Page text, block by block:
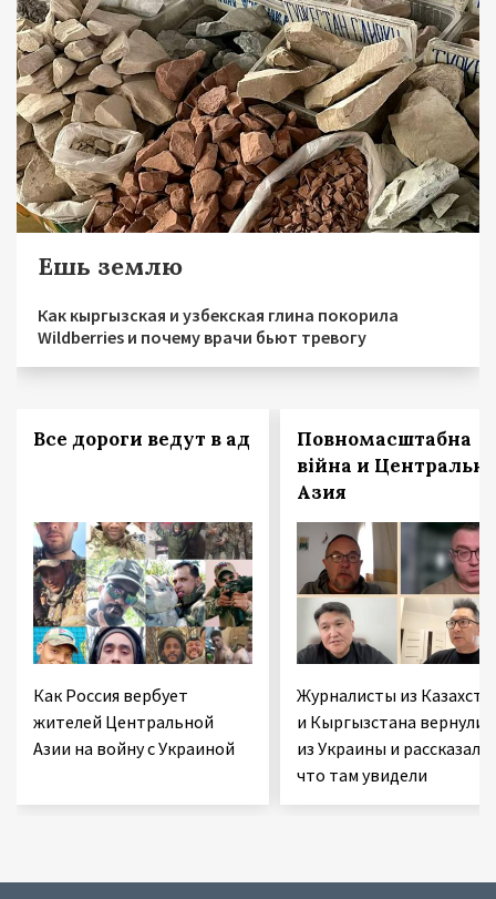
Ешь землю
Как кыргызская и узбекская глина покорила
Wildberries и почему врачи бьют тревогу
Все дороги ведут в ад
Как Россия вербует
жителей Центральной
Азии на войну с Украиной
Повномасштабна
війна и
Азия
Журналисты из
и Кыргызстана
из Украины и рассказали,
что там увидели